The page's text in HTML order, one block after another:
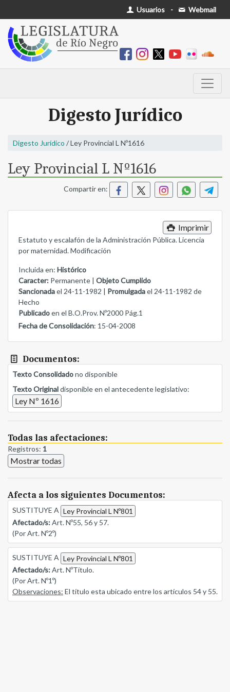
Usuarios - Webmail
Digesto Jurídico
Digesto Jurídico / Ley Provincial L Nº1616
Ley Provincial L Nº1616
Compartir en:
Imprimir
Estatuto y escalafón de la Administración Pública. Licencia
por maternidad. Modificación
Incluida en: Histórico
Caracter: Permanente | Objeto Cumplido
Sancionadael 24-11-1982 | Promulgadael 24-11-1982 de
Hecho
Publicadoen el B.O.Prov. Nº2000 Pág.1
Fecha de Consolidación: 15-04-2008
Documentos:
Texto Consolidadono disponible
Texto Originaldisponible en el antecedente legislativo:
Ley Nº 1616
Todas las afectaciones:
Registros: 1
Mostrar todas
Afecta a los siguientes Documentos:
SUSTITUYE A Ley Provincial L Nº801
Afectado/s:Art. Nº55, 56 y 57.
(Por Art. Nº2º)
SUSTITUYE A Ley Provincial L Nº801
Afectado/s:Art. NºTítulo.
(Por Art. Nº1º)
Observaciones: El título esta ubicado entre los artículos 54 y 55.